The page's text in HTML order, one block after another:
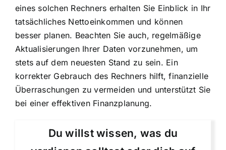
eines solchen Rechners erhalten Sie Einblick in Ihr
tatsächliches Nettoeinkommen und können
besser planen. Beachten Sie auch, regelmäßige
Aktualisierungen Ihrer Daten vorzunehmen, um
stets auf dem neuesten Stand zu sein. Ein
korrekter Gebrauch des Rechners hilft, finanzielle
Überraschungen zu vermeiden und unterstützt Sie
bei einer effektiven Finanzplanung.
Du willst wissen, was du